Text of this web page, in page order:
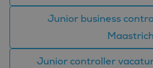
Junior business
Junior controller